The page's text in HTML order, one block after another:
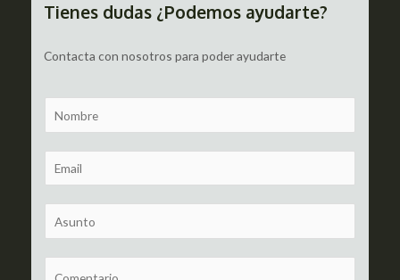
Tienes dudas ¿Podemos ayudarte?
Contacta con nosotros para poder ayudarte
a
m
m
a
u
b